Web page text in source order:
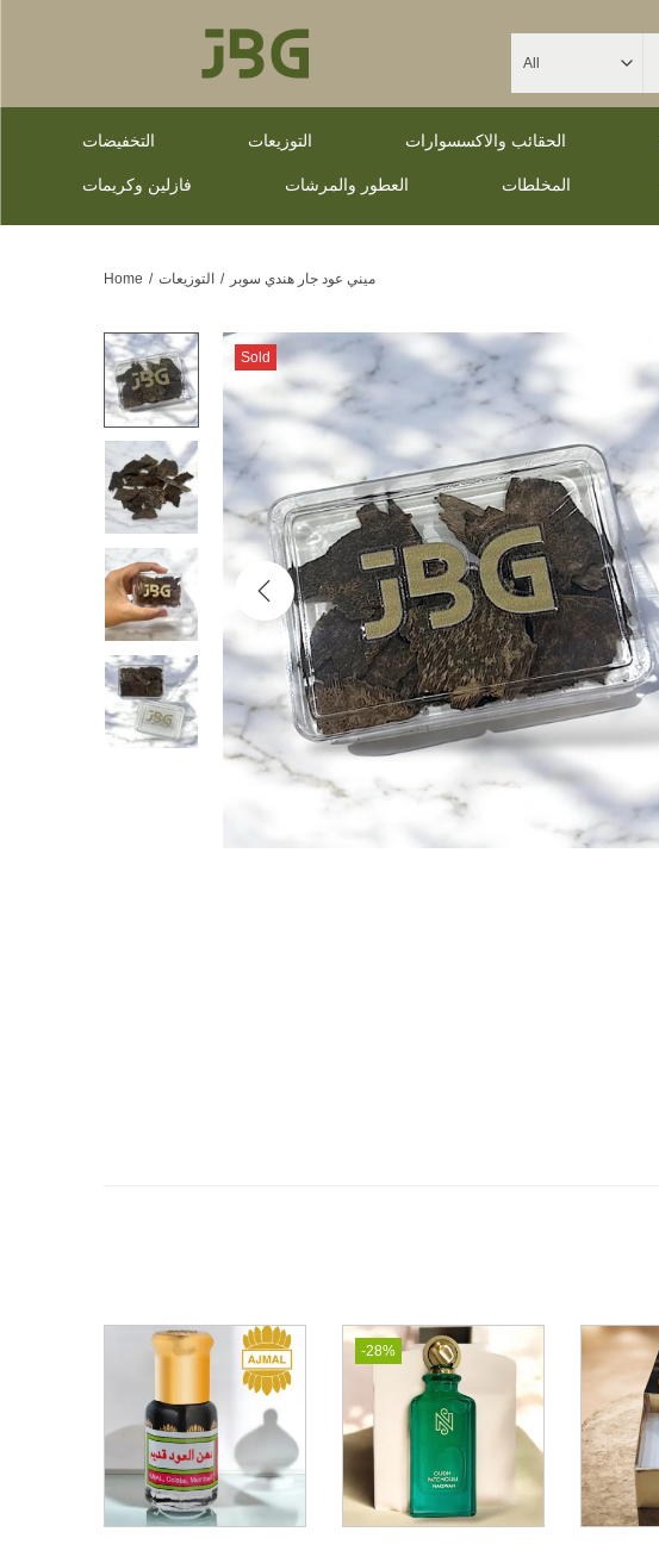
التخفيضات التوزيعات الحقائب والاكسسوارات
فازلين وكريمات العطور والمرشات المخلطات
Home / التوزيعات / ميني عود جار هندي سوبر
Sold
-28%